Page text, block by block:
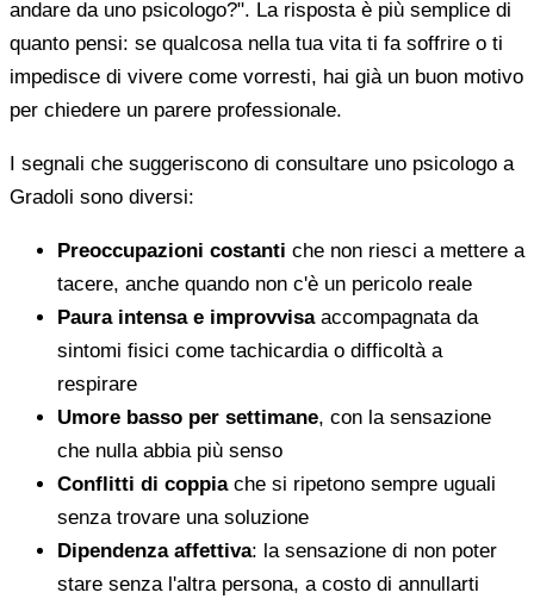
andare da uno psicologo?". La risposta è più semplice di
quanto pensi: se qualcosa nella tua vita ti fa soffrire o ti
impedisce di vivere come vorresti, hai già un buon motivo
per chiedere un parere professionale.
I segnali che suggeriscono di consultare uno psicologo a
Gradoli sono diversi:
Preoccupazioni costanti che non riesci a mettere a
tacere, anche quando non c'è un pericolo reale
Paura intensa e improvvisaaccompagnata da
sintomi fisici come tachicardia o difficoltà a
respirare
Umore basso per settimane, con la sensazione
che nulla abbia più senso
Conflitti di coppiache si ripetono sempre uguali
senza trovare una soluzione
Dipendenza affettiva: la sensazione di non poter
stare senza l'altra persona, a costo di annullarti